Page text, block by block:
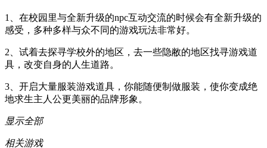
1、在校园里与全新升级的npc互动交流的时候会有全新升级的
感受，多种多样与众不同的游戏玩法非常好。
2、试着去探寻学校外的地区，去一些隐敝的地区找寻游戏道
具，改变自身的人生道路。
3、开启大量服装游戏道具，你能随便制做服装，使你变成绝
地求生主人公更美丽的品牌形象。
显示全部
相关游戏